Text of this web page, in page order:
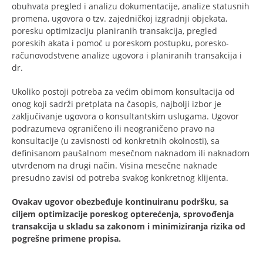
obuhvata pregled i analizu dokumentacije, analize statusnih
promena, ugovora o tzv. zajedničkoj izgradnji objekata,
poresku optimizaciju planiranih transakcija, pregled
poreskih akata i pomoć u poreskom postupku, poresko-
računovodstvene analize ugovora i planiranih transakcija i
dr.
Ukoliko postoji potreba za većim obimom konsultacija od
onog koji sadrži pretplata na časopis, najbolji izbor je
zaključivanje ugovora o konsultantskim uslugama. Ugovor
podrazumeva ograničeno ili neograničeno pravo na
konsultacije (u zavisnosti od konkretnih okolnosti), sa
definisanom paušalnom mesečnom naknadom ili naknadom
utvrđenom na drugi način. Visina mesečne naknade
presudno zavisi od potreba svakog konkretnog klijenta.
Ovakav ugovor obezbeđuje kontinuiranu podršku, sa
ciljem optimizacije poreskog opterećenja, sprovođenja
transakcija u skladu sa zakonom i minimiziranja rizika od
pogrešne primene propisa.